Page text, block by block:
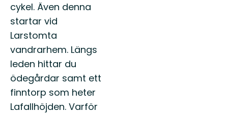
cykel. Även denna
startar vid
Larstomta
vandrarhem. Längs
leden hittar du
ödegårdar samt ett
finntorp som heter
Lafallhöjden. Varför